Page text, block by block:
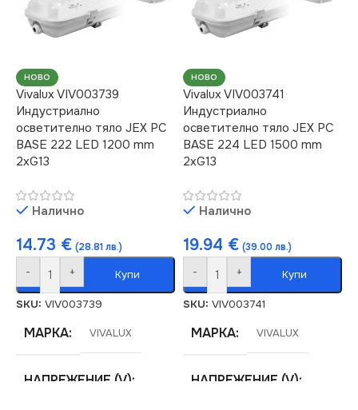
НАПРЕЖЕНИЕ (V)
220V
ЦОКЪЛ G13
НАЧИН НА МОНТАЖ
Повърхностен
БРОЙ ФАСУНГИ
ПРЕДНАЗНАЧЕНИЕ
за Гараж за Коридор
за Офис,за
НАПРЕЖЕНИЕ (V)
220V
ЦОКЪЛ G13
НАЧИН НА МОНТАЖ
Повърхностен
БРОЙ ФАСУНГИ
ПРЕДНАЗНАЧЕНИЕ
за Гараж за Коридор
за Офис,за
НОВО
Vivalux VIV003739
Индустриално
осветително тяло JEX PC
BASE 222 LED 1200 mm
2хG13
Налично
14.73 € (28.81 лв.)
- + Купи
SKU: VIV003739
МАРКА VIVALUX
НАПРЕЖЕНИЕ (V)
НОВО
Vivalux VIV003741
Индустриално
осветително тяло JEX PC
BASE 224 LED 1500 mm
2хG13
Налично
19.94 € (39.00 лв.)
- + Купи
SKU: VIV003741
МАРКА VIVALUX
НАПРЕЖЕНИЕ (V)